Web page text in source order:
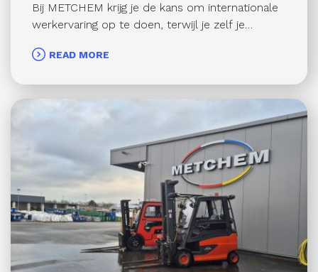
Bij METCHEM krijg je de kans om internationale
werkervaring op te doen, terwijl je zelf je
mailt potentiële klanten in het Engels – van
producenten).Je krijgt begeleiding van onze
accountmanagers, zodat jij snel je draai
vindt.Wat wij van jou verwachten?Je spreekt
goed Engels en bent communicatief
sterk.Minimaal 8 uur per week beschikbaar
(doordeweeks, jij kiest de dagen en t
READ MORE